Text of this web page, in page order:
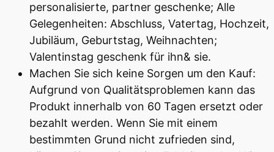
personalisierte, partner geschenke; Alle
Gelegenheiten: Abschluss, Vatertag, Hochzeit,
Jubiläum, Geburtstag, Weihnachten;
Valentinstag geschenk für ihn& sie.
Machen Sie sich keine Sorgen um den Kauf:
Aufgrund von Qualitätsproblemen kann das
Produkt innerhalb von 60 Tagen ersetzt oder
bezahlt werden. Wenn Sie mit einem
bestimmten Grund nicht zufrieden sind,